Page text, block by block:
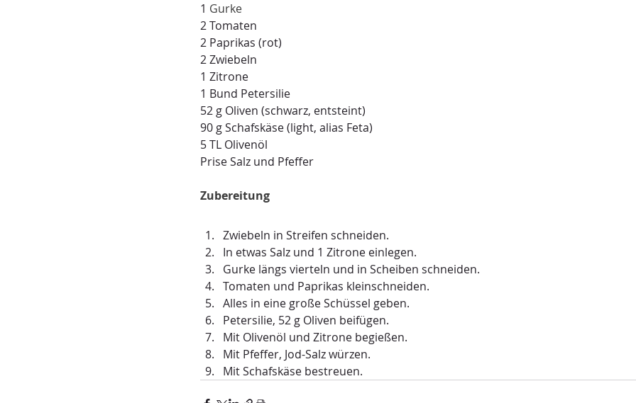
1 Gurke
2 Tomaten
2 Paprikas (rot)
2 Zwiebeln
1 Zitrone
1 Bund Petersilie
52 g Oliven (schwarz, entsteint)
90 g Schafskäse (light, alias Feta)
5 TL Olivenöl
Prise Salz und Pfeffer
Zubereitung
Zwiebeln in Streifen schneiden.
In etwas Salz und 1 Zitrone einlegen.
Gurke längs vierteln und in Scheiben schneiden.
Tomaten und Paprikas kleinschneiden.
Alles in eine große Schüssel geben.
Petersilie, 52 g Oliven beifügen.
Mit Olivenöl und Zitrone begießen.
Mit Pfeffer, Jod-Salz würzen.
Mit Schafskäse bestreuen.